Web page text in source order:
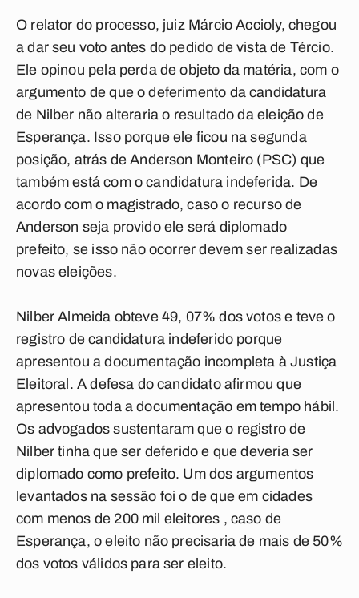
O relator do processo, juiz Márcio Accioly, chegou
a dar seu voto antes do pedido de vista de Tércio.
Ele opinou pela perda de objeto da matéria, com o
argumento de que o deferimento da candidatura
de Nilber não alteraria o resultado da eleição de
Esperança. Isso porque ele ficou na segunda
posição, atrás de Anderson Monteiro (PSC) que
também está com o candidatura indeferida. De
acordo com o magistrado, caso o recurso de
Anderson seja provido ele será diplomado
prefeito, se isso não ocorrer devem ser realizadas
novas eleições.
Nilber Almeida obteve 49, 07% dos votos e teve o
registro de candidatura indeferido porque
apresentou a documentação incompleta à Justiça
Eleitoral. A defesa do candidato afirmou que
apresentou toda a documentação em tempo hábil.
Os advogados sustentaram que o registro de
Nilber tinha que ser deferido e que deveria ser
diplomado como prefeito. Um dos argumentos
levantados na sessão foi o de que em cidades
com menos de 200 mil eleitores , caso de
Esperança, o eleito não precisaria de mais de 50%
dos votos válidos para ser eleito.